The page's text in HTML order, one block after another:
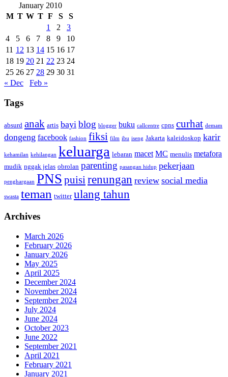
January 2010
M T W T F S
S
1
2
3
4
5 6 7 8 9
10
11 12 13 14 15 16 17
18 19 20 21 22 23 24
25 26 27 28 29 30 31
« Dec
Feb »
Tags
absurd anak artis bayi blog blogger buku callcentre cpns curhat demam
dongeng facebook fashion fiksi film ibu iseng Jakarta kaleidoskop karir
kehamilan kehilangan keluarga lebaran macet MC menulis metafora
mudik nggak jelas obrolan parenting pasangan hidup pekerjaan
penghargaan PNS puisirenungan review social media
swasta teman twitter ulang tahun
Archives
March 2026
February 2026
January 2026
May 2025
April 2025
December 2024
November 2024
September 2024
July 2024
June 2024
October 2023
June 2022
September 2021
April 2021
February 2021
January 2021